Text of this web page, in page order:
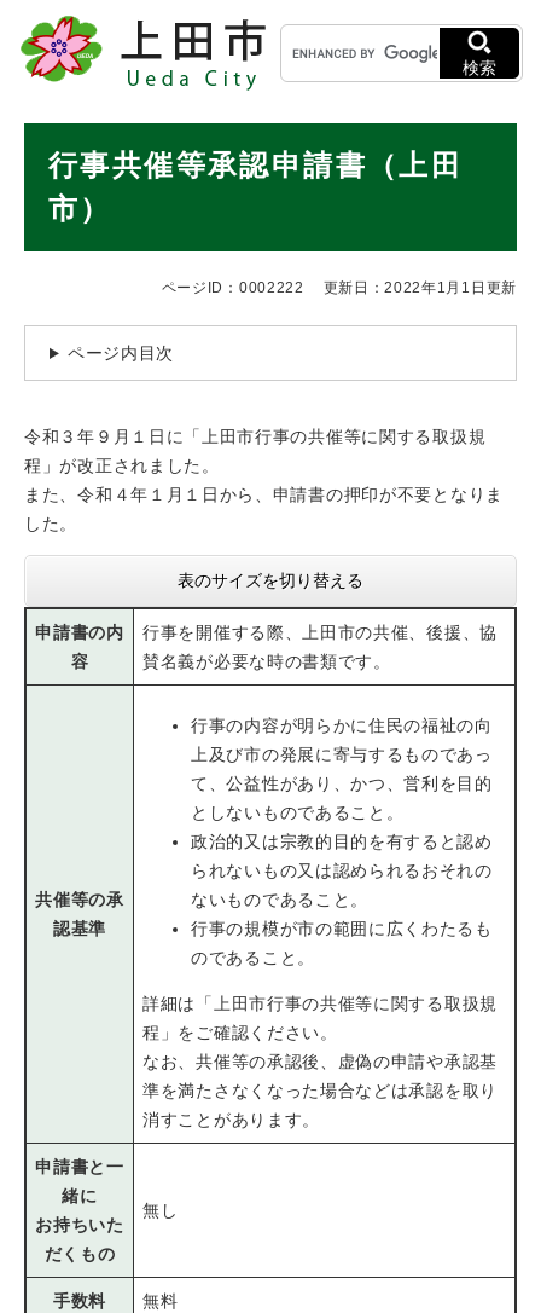
メニューを飛ばして本文へ
キ
ー
ワ
検
検索
行事共催等承認申請書（上田
市）
ページID：0002222 更新日：2022年1月1日更新
ページ内目次
令和３年９月１日に「上田市行事の共催等に関する取扱規
程」が改正されました。
また、令和４年１月１日から、申請書の押印が不要となりま
した。
表のサイズを切り替える
申請書の内
容
行事を開催する際、上田市の共催、後援、協
賛名義が必要な時の書類です。
共催等の承
認基準
行事の内容が明らかに住民の福祉の向
上及び市の発展に寄与するものであっ
て、公益性があり、かつ、営利を目的
としないものであること。
政治的又は宗教的目的を有すると認め
られないもの又は認められるおそれの
ないものであること。
行事の規模が市の範囲に広くわたるも
のであること。
詳細は「上田市行事の共催等に関する取扱規
程」をご確認ください。
なお、共催等の承認後、虚偽の申請や承認基
準を満たさなくなった場合などは承認を取り
消すことがあります。
申請書と一
緒に
お持ちいた
だくもの
無し
手数料 無料